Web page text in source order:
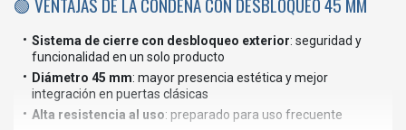
Sistema de cierre con desbloqueo exterior: seguridad y
funcionalidad en un solo producto
Diámetro 45 mm: mayor presencia estética y mejor
integración en puertas clásicas
Alta resistencia al uso: preparado para uso frecuente